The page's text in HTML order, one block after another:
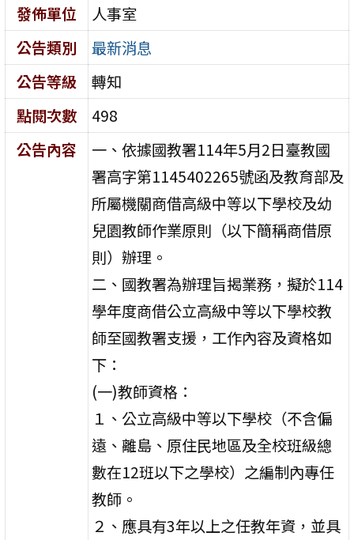
發佈單位
人事室
公告類別
最新消息
公告等級
轉知
點閱次數
498
公告內容
一、依據國教署114年5月2日臺教國
署高字第1145402265號函及教育部及
所屬機關商借高級中等以下學校及幼
兒園教師作業原則（以下簡稱商借原
則）辦理。
二、國教署為辦理旨揭業務，擬於114
學年度商借公立高級中等以下學校教
師至國教署支援，工作內容及資格如
下：
(一)教師資格：
１、公立高級中等以下學校（不含偏
遠、離島、原住民地區及全校班級總
數在12班以下之學校）之編制內專任
教師。
２、應具有3年以上之任教年資，並具